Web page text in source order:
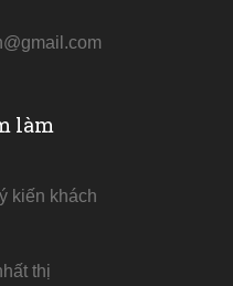
làm
kiến khách
thị